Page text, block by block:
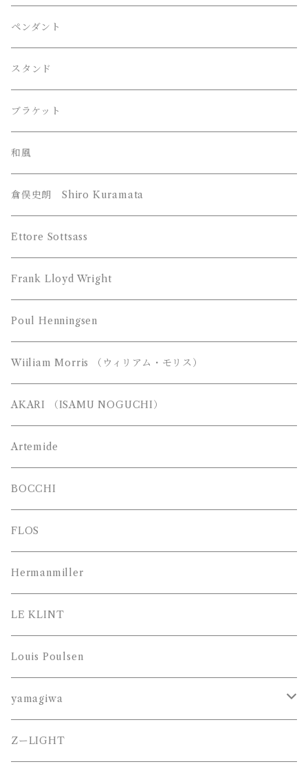
Herman Miller （ハーマンミラー）
LE KLINT （レクリント）
Louis Poulsen （ルイスポールセン）
William Morris （ウィリアム モリス）
YAMAGIWA （ヤマギワ）
JAKOBSSON （ヤコブソン）
MAYUHANA （マユハナ）
Z-Light （山田照明）
富士琺瑯（FUJI HORO）
都行燈（miyako andon）
伊東豊雄 / Toyo・Ito
吉田五十八 / Isoya・Yoshida
Frank Lloyd Wright ﾌﾗﾝｸﾛｲﾄﾞﾗｲﾄ
ペンダント
スタンド
ブラケット
和風
倉俣史朗 Shiro Kuramata
Ettore Sottsass
Frank Lloyd Wright
Poul Henningsen
Wiiliam Morris （ウィリアム・モリス）
AKARI （ISAMU NOGUCHI）
Artemide
BOCCHI
FLOS
Hermanmiller
LE KLINT
Louis Poulsen
yamagiwa
JAKOBSSON （ヤコブソン）
ZーLIGHT